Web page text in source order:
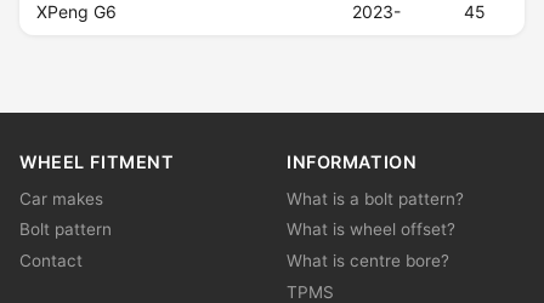
XPeng G6 2023- 45
WHEEL FITMENT
Car makes
Bolt pattern
Contact
INFORMATION
What is a bolt pattern?
What is wheel offset?
What is centre bore?
TPMS